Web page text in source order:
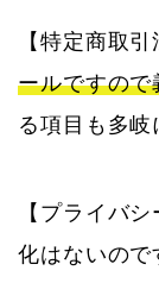
【特定商取
ールですの
る項目も多岐
【プライバ
化はないので